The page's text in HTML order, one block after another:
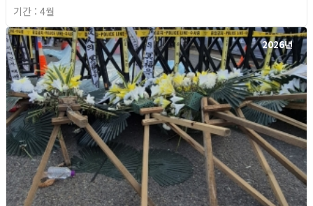
기간 : 4월
2026년